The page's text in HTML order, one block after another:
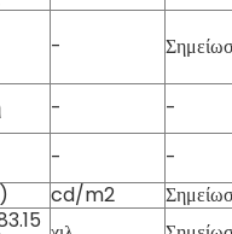
-
-
-
-
-
cd/m2